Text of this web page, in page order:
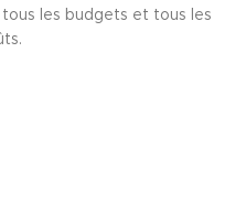
les budgets et tous les